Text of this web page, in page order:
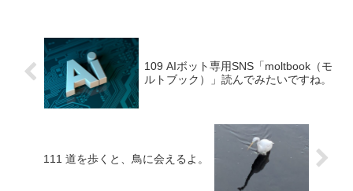
109 AIボット専用SNS「moltbook（モ
ルトブック）」読んでみたいですね。
111 道を歩くと、鳥に会えるよ。